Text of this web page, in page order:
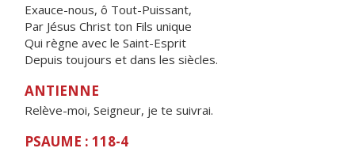
Exauce-nous, ô Tout-Puissant,
Par Jésus Christ ton Fils unique
Qui règne avec le Saint-Esprit
Depuis toujours et dans les siècles.
ANTIENNE
Relève-moi, Seigneur, je te suivrai.
PSAUME : 118-4